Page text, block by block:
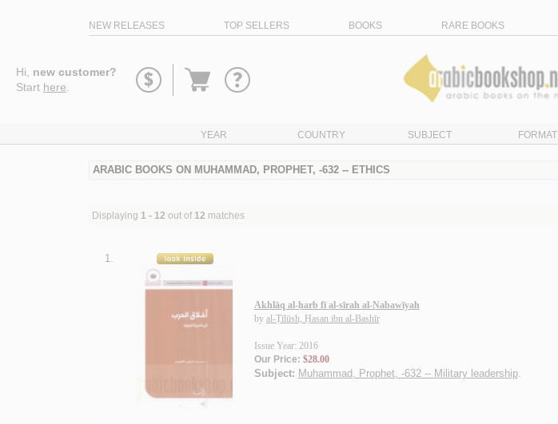
NEW RELEASES TOP SELLERS BOOKS RARE BOOKS
Hi, new customer?
Start here
Go
YEAR COUNTRY SUBJECT FORMAT
ARABIC BOOKS ON MUHAMMAD, PROPHET, -632 -- ETHICS
Displaying 1 - 12 out of 12 matches
1.
Akhlāq al-ḥarb fī al-sīrah al-Nabawīyah
by al-Ṭīlūsh, Ḥasan ibn al-Bashīr
Issue Year: 2016
Our Price: $28.00
Subject: Muhammad, Prophet, -632 -- Military leadership.